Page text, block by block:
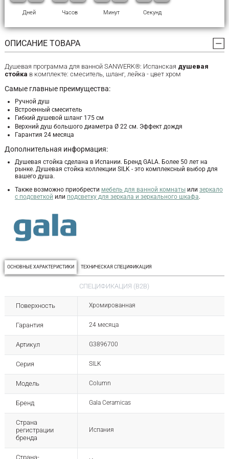
Дней Часов Минут Секунд
ОПИСАНИЕ ТОВАРА
Душевая программа для ванной SANWERK®: Испанская душевая
стойка в комплекте: смеситель, шланг, лейка - цвет хром
Самые главные преимущества:
Ручной душ
Встроенный смеситель
Гибкий душевой шланг 175 см
Верхний душ большого диаметра Ø 22 см. Эффект дождя
Гарантия 24 месяца
Дополнительная информация:
Душевая стойка сделана в Испании. Бренд GALA. Более 50 лет на
рынке. Душевая стойка коллекции SILK - это комплексный выбор для
вашего душа.
Также возможно приобрести мебель для ванной комнатыили зеркало
с подсветкой или подсветку для зеркала и зеркального шкафа.
ОСНОВНЫЕ ХАРАКТЕРИСТИКИ ТЕХНИЧЕСКАЯ СПЕЦИФИКАЦИЯ
СПЕЦИФИКАЦИЯ (B2B)
Поверхность Хромированная
Гарантия 24 месяца
Артикул G3896700
Серия SILK
Модель Column
Бренд Gala Ceramicas
Страна
регистрации
бренда
Испания
Страна-